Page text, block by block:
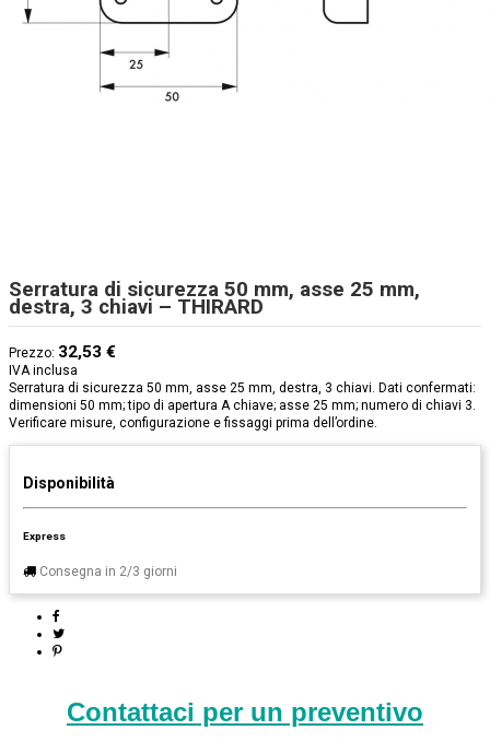
Serratura di sicurezza 50 mm, asse 25 mm,
destra, 3 chiavi – THIRARD
Prezzo: 32,53 €
IVA inclusa
Serratura di sicurezza 50 mm, asse 25 mm, destra, 3 chiavi. Dati confermati:
dimensioni 50 mm; tipo di apertura A chiave; asse 25 mm; numero di chiavi 3.
Verificare misure, configurazione e fissaggi prima dell’ordine.
Disponibilità
Express
Consegna in 2/3 giorni
Contattaci per un preventivo